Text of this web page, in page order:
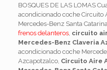
BOSQUES DE LAS LOMAS
acondicionado coche Circuito
Mercedes-Benz Santa
frenos delanteros, circuito
Mercedes-Benz Claveria
acondicionado coche
Azcapotzalco, Circuito Aire